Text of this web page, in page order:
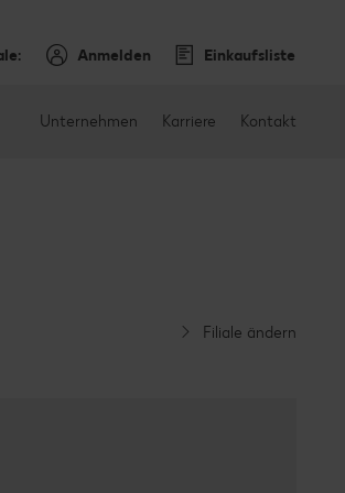
Anmelden Einkaufsliste
Unternehmen Karriere Kontakt
Filiale ändern